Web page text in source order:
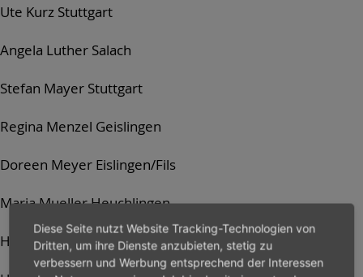
Ute Kurz Stuttgart
Angela Luther Salach
Stefan Mayer Stuttgart
Regina Menzel Geislingen
Doreen Meyer Eislingen/Fils
Maria Mueller Heuchlingen
Heike Petelka Waiblingen
Diese Seite nutzt Website Tracking-Technologien von
Dritten, um ihre Dienste anzubieten, stetig zu
verbessern und Werbung entsprechend der Interessen